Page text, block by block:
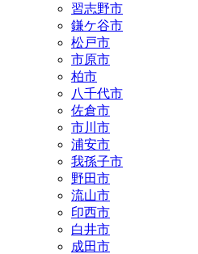
習志野市
鎌ケ谷市
松戸市
市原市
柏市
八千代市
佐倉市
市川市
浦安市
我孫子市
野田市
流山市
印西市
白井市
成田市